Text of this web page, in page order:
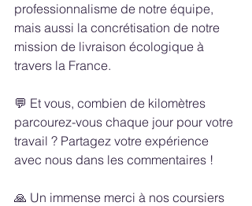
professionnalisme de notre équipe,
mais aussi la concrétisation de notre
mission de livraison écologique à
travers la France.
💬 Et vous, combien de kilomètres
parcourez-vous chaque jour pour votre
travail ? Partagez votre expérience
avec nous dans les commentaires !
🙏 Un immense merci à nos coursiers